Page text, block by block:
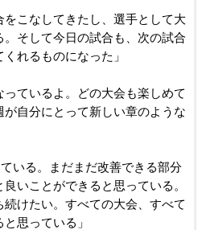
をこなしてきたし、選手として大
そして今日の試合も、次の試合
れるものになった」
っているよ。どの大会も楽しめて
自分にとって新しい章のような
ている。まだまだ改善できる部分
いことができると思っている。
けたい。すべての大会、すべて
思っている」